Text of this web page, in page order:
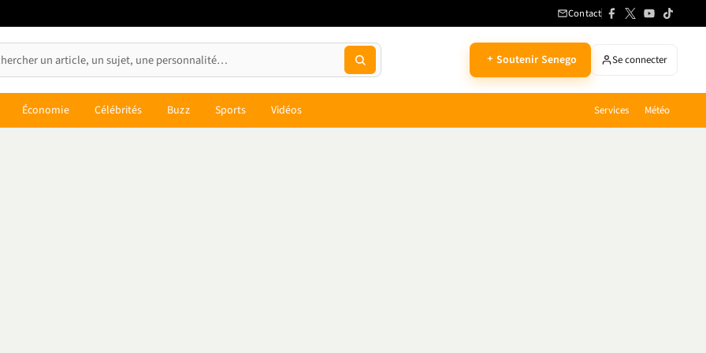
Contact
Soutenir Senego Se connecter
Économie Célébrités Buzz Sports Vidéos Services Météo